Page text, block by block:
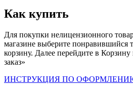
Как купить
Для покупки нелицензионного
магазине выберите понравившийся
корзину. Далее перейдите в
заказ»
ИНСТРУКЦИЯ ПО